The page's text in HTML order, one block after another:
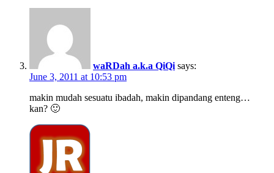
waRDah a.k.a QiQi says:
June 3, 2011 at 10:53 pm
makin mudah sesuatu ibadah, makin dipandang enteng…
kan? 🙂